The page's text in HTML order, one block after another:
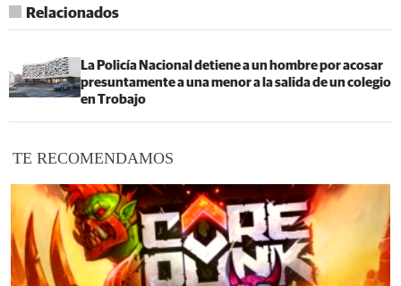
Relacionados
La Policía Nacional detiene a un hombre por acosar
presuntamente a una menor a la salida de un colegio
en Trobajo
TE RECOMENDAMOS